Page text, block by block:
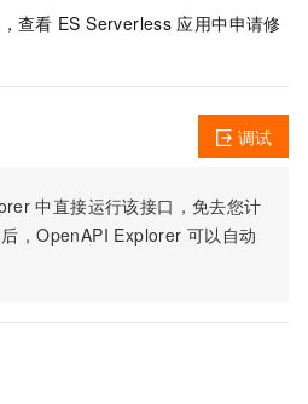
查看 ES Serverless 应用中申请修
中直接运行该接口，免去您计
，OpenAPI Explorer 可以自动
调试